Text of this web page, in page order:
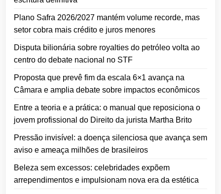
Plano Safra 2026/2027 mantém volume recorde, mas
setor cobra mais crédito e juros menores
Disputa bilionária sobre royalties do petróleo volta ao
centro do debate nacional no STF
Proposta que prevê fim da escala 6×1 avança na
Câmara e amplia debate sobre impactos econômicos
Entre a teoria e a prática: o manual que reposiciona o
jovem profissional do Direito da jurista Martha Brito
Pressão invisível: a doença silenciosa que avança sem
aviso e ameaça milhões de brasileiros
Beleza sem excessos: celebridades expõem
arrependimentos e impulsionam nova era da estética